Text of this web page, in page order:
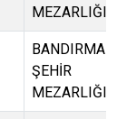
MEZARLIĞI
BANDIRMA
ŞEHİR
MEZARLIĞI